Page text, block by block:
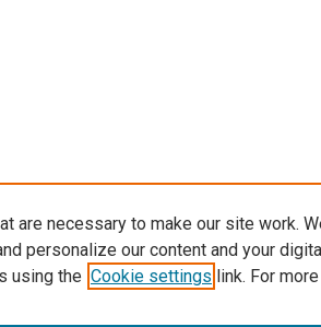
are necessary to make our site work.
personalize our content and your
using the Cookie settings link. For